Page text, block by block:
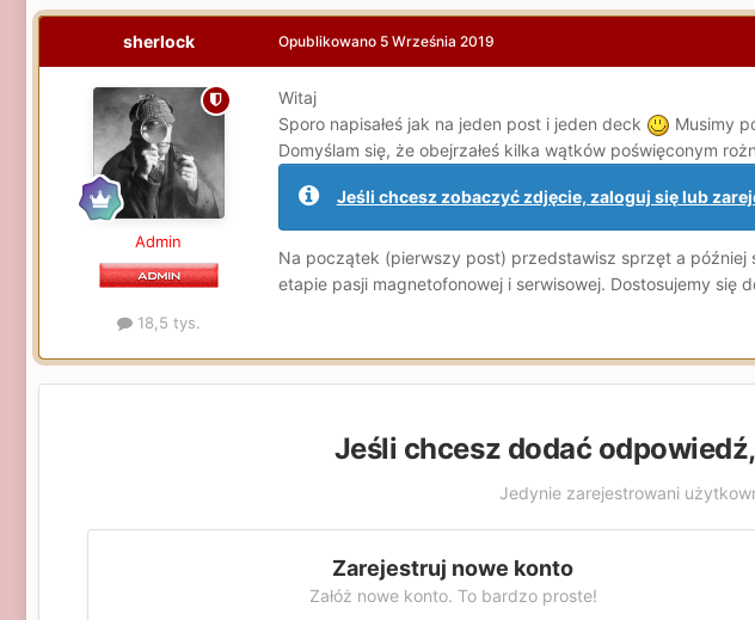
sherlock
Admin
18,5 tys.
Opublikowano 5 Września 2019
Witaj
Sporo napisałeś jak na jeden post i jeden deck
Musimy
Domyślam się, że obejrzałeś kilka wątków poświęconym
Jeśli chcesz zobaczyć zdjęcie, zaloguj się lub
Na początek (pierwszy post) przedstawisz sprzęt a później
etapie pasji magnetofonowej i serwisowej. Dostosujemy
Jeśli chcesz dodać
Jedynie zarejestrowani
Zarejestruj nowe konto
Załóż nowe konto. To bardzo proste!